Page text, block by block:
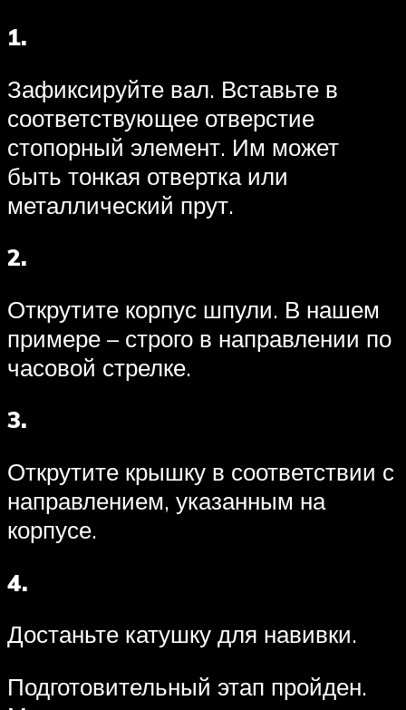
1.
Зафиксируйте вал. Вставьте в
соответствующее отверстие
стопорный элемент. Им может
быть тонкая отвертка или
металлический прут.
2.
Открутите корпус шпули. В нашем
примере – строго в направлении по
часовой стрелке.
3.
Открутите крышку в соответствии с
направлением, указанным на
корпусе.
4.
Достаньте катушку для навивки.
Подготовительный этап пройден.